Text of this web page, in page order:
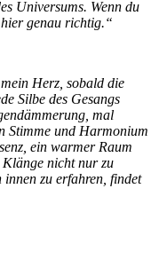
Universums. Wenn du
genau richtig.“
Herz, sobald die
Silbe des Gesangs
mal
Stimme und Harmonium
ein warmer Raum
nicht nur zu
innen zu erfahren, findet